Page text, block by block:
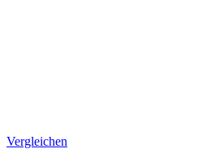
Vergleichen